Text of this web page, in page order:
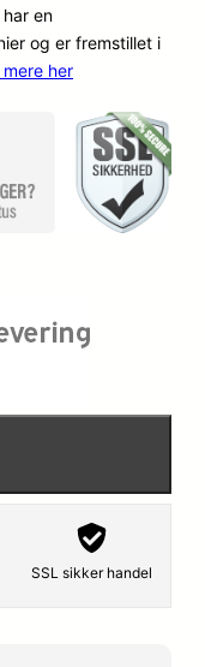
u
e
l
r
r
:
1
en
og er fremstillet i
her
SSL sikker handel